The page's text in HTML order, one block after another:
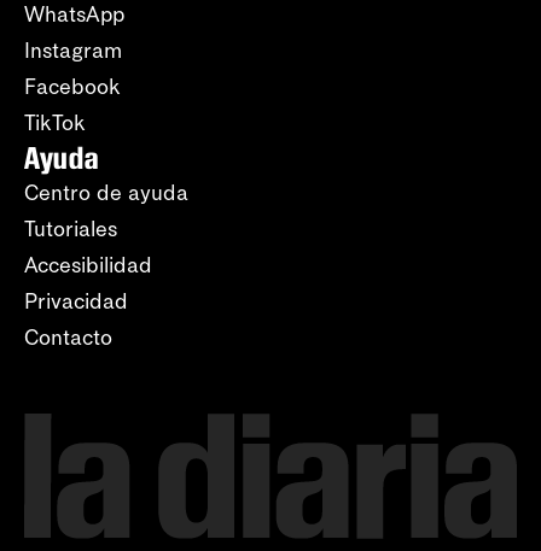
WhatsApp
Instagram
Facebook
TikTok
Ayuda
Centro de ayuda
Tutoriales
Accesibilidad
Privacidad
Contacto